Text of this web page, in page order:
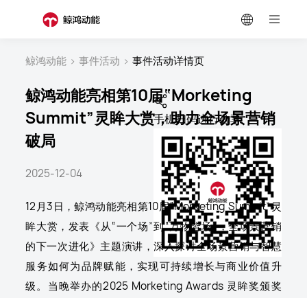
鲸鸿动能 > 事件活动 > 事件活动详情页
鲸鸿动能亮相第10届“Morketing
Summit”灵眸大赏，助力全场景营销
破局
2025-12-04
手机扫码进行分享
12月3日，鲸鸿动能亮相第10届“Morketing Summit”灵
眸大赏，发表《从“一个场”到“万物皆场”，全场景营销
的下一次进化》主题演讲，深入探讨全场景营销与智慧
服务如何为品牌赋能，实现可持续增长与商业价值升
级。当晚举办的2025 Morketing Awards 灵眸奖颁奖